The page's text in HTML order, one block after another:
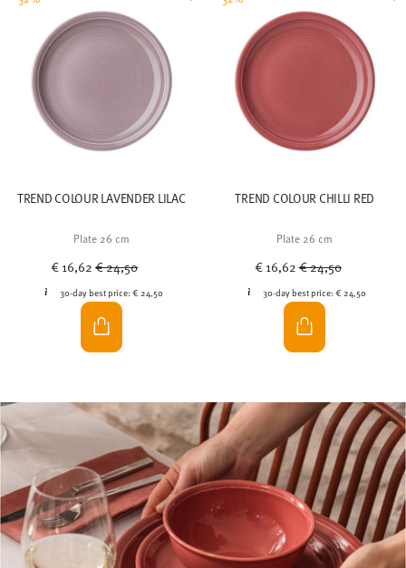
TREND COLOUR LAVENDER LILAC
Plate 26 cm
€ 16,62Price reduced from
€ 24,50
30-day best price: € 24,50
TREND COLOUR CHILLI RED
Plate 26 cm
€ 16,62Price reduced from
€ 24,50
30-day best price:€ 24,50